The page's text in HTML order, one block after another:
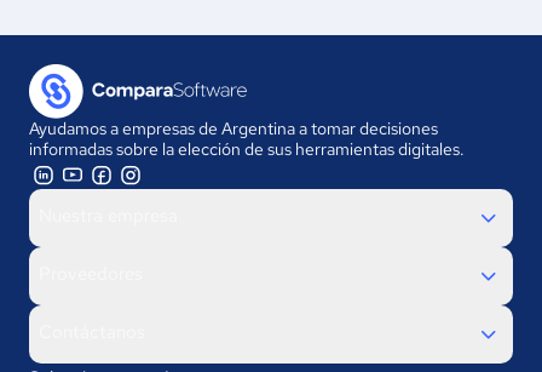
Ayudamos a empresas de Argentina a tomar decisiones
informadas sobre la elección de sus herramientas digitales.